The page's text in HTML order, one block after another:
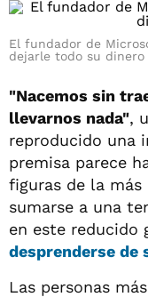
El fundador de
dejarle todo su dinero
"Nacemos sin
llevarnos nada",
reproducido una
premisa parece
figuras de la
sumarse a una
en este reducido
desprenderse de
Las personas